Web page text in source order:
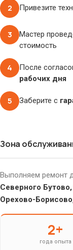
2 Привезите
3 Мастер
стоимость
4 После
рабочих дня
5 Заберите с
Зона
Выполняем ремонт
Северного
Орехово-
2+
года опыта